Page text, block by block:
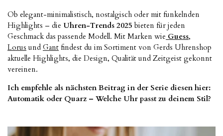
Ob elegant-minimalistisch, nostalgisch oder mit funkelnden
Highlights – die Uhren-Trends 2025 bieten für jeden
Geschmack das passende Modell. Mit Marken wie Guess,
Lorus und Gant findest du im Sortiment von Gerds Uhrenshop
aktuelle Highlights, die Design, Qualität und Zeitgeist gekonnt
vereinen.
Ich empfehle als nächsten Beitrag in der Serie diesen hier:
Automatik oder Quarz – Welche Uhr passt zu deinem Stil?